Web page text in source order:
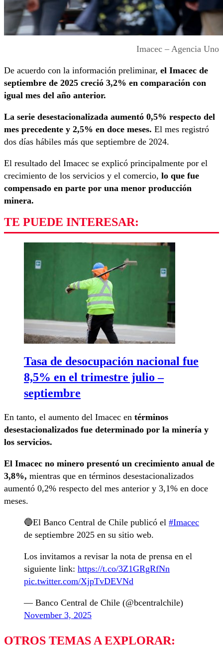
Imacec – Agencia Uno
De acuerdo con la información preliminar, el Imacec de
septiembre de 2025 creció 3,2% en comparación con
igual mes del año anterior.
La serie desestacionalizada aumentó 0,5% respecto del
mes precedente y 2,5% en doce meses. El mes registró
dos días hábiles más que septiembre de 2024.
El resultado del Imacec se explicó principalmente por el
crecimiento de los servicios y el comercio, lo que fue
compensado en parte por una menor producción
minera.
TE PUEDE INTERESAR:
Tasa de desocupación nacional fue
8,5% en el trimestre julio –
septiembre
En tanto, el aumento del Imacec en términos
desestacionalizados fue determinado por la minería y
los servicios.
El Imacec no minero presentó un crecimiento anual de
3,8%, mientras que en términos desestacionalizados
aumentó 0,2% respecto del mes anterior y 3,1% en doce
meses.
🔵El Banco Central de Chile publicó el #Imacec
de septiembre 2025 en su sitio web.
Los invitamos a revisar la nota de prensa en el
siguiente link: https://t.co/3Z1GRgRfNn
pic.twitter.com/XjpTvDEVNd
— Banco Central de Chile (@bcentralchile)
November 3, 2025
OTROS TEMAS A EXPLORAR: